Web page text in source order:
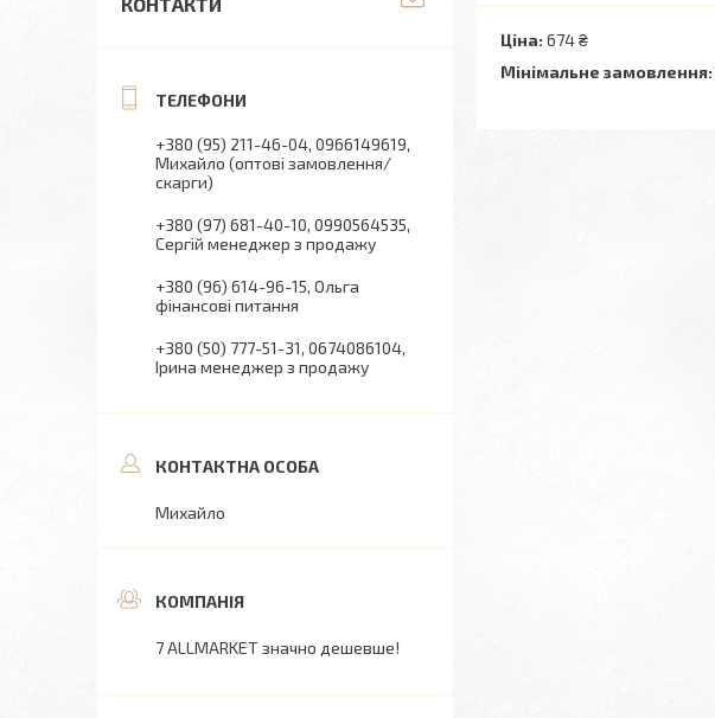
Ціна: 674 ₴
Мінімальне замовлення:
+380 (95) 211-46-04 0966149619
Михайло (оптові замовлення/
скарги)
+380 (97) 681-40-10 0990564535
Сергій менеджер з продажу
+380 (96) 614-96-15 Ольга
фінансові питання
+380 (50) 777-51-31 0674086104
Ірина менеджер з продажу
Михайло
7 ALLMARKET значно дешевше!